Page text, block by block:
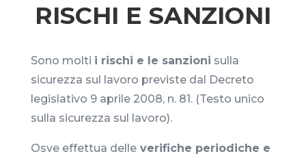
RISCHI E SANZIONI
Sono molti i rischi e le sanzioni sulla
sicurezza sul lavoro previste dal Decreto
legislativo 9 aprile 2008, n. 81. (Testo unico
sulla sicurezza sul lavoro).
Osve effettua delleverifiche periodiche e